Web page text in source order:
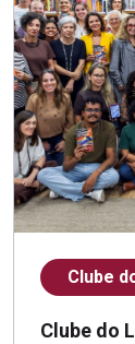
Clube
Clube do